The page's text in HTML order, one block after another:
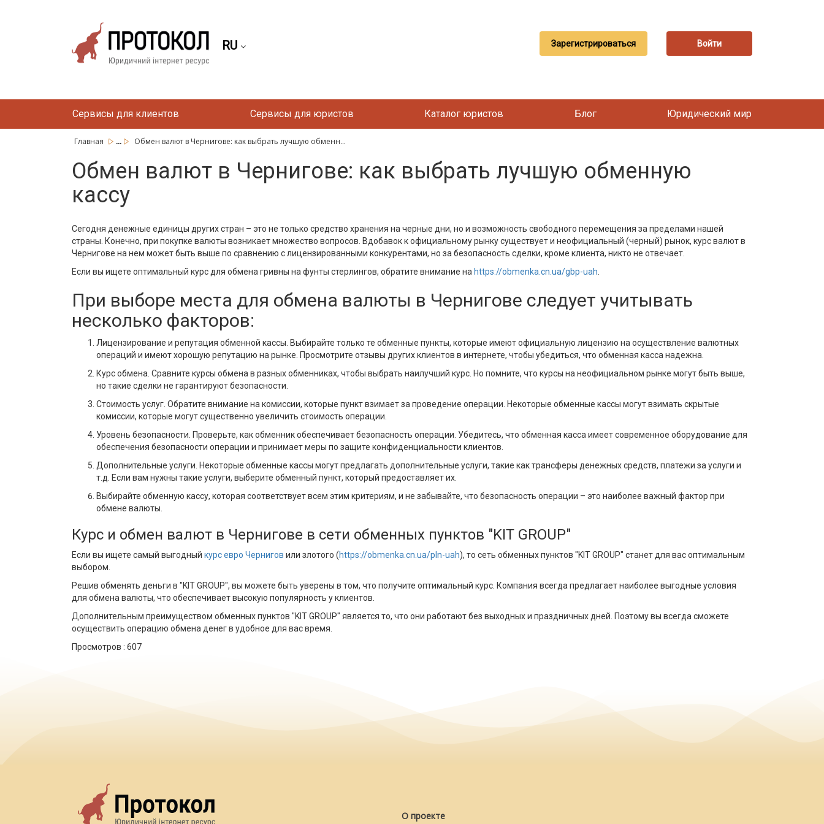
RU Зарегистрироваться Войти
Сервисы для клиентов Сервисы для юристов Каталог юристов Блог Юридический мир
Главная ... Обмен валют в Чернигове: как выбрать лучшую обменн...
Обмен валют в Чернигове: как выбрать лучшую обменную
кассу
Сегодня денежные единицы других стран – это не только средство хранения на черные дни, но и возможность свободного перемещения за пределами нашей
страны. Конечно, при покупке валюты возникает множество вопросов. Вдобавок к официальному рынку существует и неофициальный (черный) рынок, курс валют в
Чернигове на нем может быть выше по сравнению с лицензированными конкурентами, но за безопасность сделки, кроме клиента, никто не отвечает.
Если вы ищете оптимальный курс для обмена гривны на фунты стерлингов, обратите внимание на https://obmenka.cn.ua/gbp-uah
При выборе места для обмена валюты в Чернигове следует учитывать
несколько факторов:
Лицензирование и репутация обменной кассы. Выбирайте только те обменные пункты, которые имеют официальную лицензию на осуществление валютных
операций и имеют хорошую репутацию на рынке. Просмотрите отзывы других клиентов в интернете, чтобы убедиться, что обменная касса надежна.
Курс обмена. Сравните курсы обмена в разных обменниках, чтобы выбрать наилучший курс. Но помните, что курсы на неофициальном рынке могут быть выше,
но такие сделки не гарантируют безопасности.
Стоимость услуг. Обратите внимание на комиссии, которые пункт взимает за проведение операции. Некоторые обменные кассы могут взимать скрытые
комиссии, которые могут существенно увеличить стоимость операции.
Уровень безопасности. Проверьте, как обменник обеспечивает безопасность операции. Убедитесь, что обменная касса имеет современное оборудование для
обеспечения безопасности операции и принимает меры по защите конфиденциальности клиентов.
Дополнительные услуги. Некоторые обменные кассы могут предлагать дополнительные услуги, такие как трансферы денежных средств, платежи за услуги и
т.д. Если вам нужны такие услуги, выберите обменный пункт, который предоставляет их.
Выбирайте обменную кассу, которая соответствует всем этим критериям, и не забывайте, что безопасность операции – это наиболее важный фактор при
обмене валюты.
Курс и обмен валют в Чернигове в сети обменных пунктов "KIT GROUP"
Если вы ищете самый выгодный курс евро Чернигов или злотого (https://obmenka.cn.ua/pln-uah), то сеть обменных пунктов "KIT GROUP" станет для вас оптимальным
выбором.
Решив обменять деньги в "KIT GROUP", вы можете быть уверены в том, что получите оптимальный курс. Компания всегда предлагает наиболее выгодные условия
для обмена валюты, что обеспечивает высокую популярность у клиентов.
Дополнительным преимуществом обменных пунктов "KIT GROUP" является то, что они работают без выходных и праздничных дней. Поэтому вы всегда сможете
осуществить операцию обмена денег в удобное для вас время.
Просмотров : 607
О проекте